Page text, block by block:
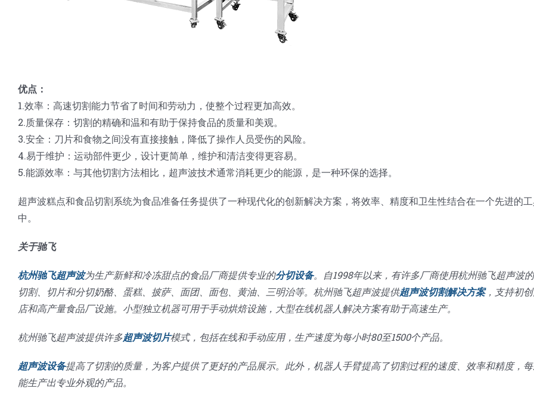
优点：
1.效率：高速切割能力节省了时间和劳动力，使整个过程更加高效。
2.质量保存：切割的精确和温和有助于保持食品的质量和美观。
3.安全：刀片和食物之间没有直接接触，降低了操作人员受伤的风险。
4.易于维护：运动部件更少，设计更简单，维护和清洁变得更容易。
5.能源效率：与其他切割方法相比，超声波技术通常消耗更少的能源，是一种环保的选择。
超声波糕点和食品切割系统为食品准备任务提供了一种现代化的创新解决方案，将效率、精度和卫生性结合在一个先进的
中。
关于驰飞
杭州驰飞超声波为生产新鲜和冷冻甜点的食品厂商提供专业的分切设备。自1998年以来，有许多厂商使用杭州驰飞超声波
切割、切片和分切奶酪、蛋糕、披萨、面团、面包、黄油、三明治等。杭州驰飞超声波提供超声波切割解决方案，支持初
店和高产量食品厂设施。小型独立机器可用于手动烘焙设施，大型在线机器人解决方案有助于高速生产。
杭州驰飞超声波提供许多超声波切片模式，包括在线和手动应用，生产速度为每小时80至1500个产品。
超声波设备提高了切割的质量，为客户提供了更好的产品展示。此外，机器人手臂提高了切割过程的速度、效率和精度，
能生产出专业外观的产品。